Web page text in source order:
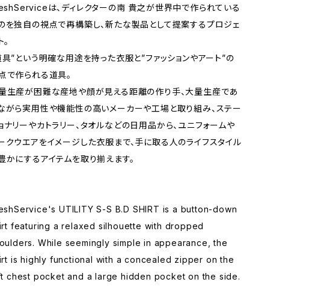
は、ディレクターの南 貴之が世界中で作られている
を独自の視点で再構築し、新たな製品として提案するプロジェ
具”という明確な用途を持った衣服と”ファッションやアート”の
で作られる道具。
生産が困難な産地や顔が見える距離の作り手、大量生産であ
がら実用性や機能性の高いメーカーや工場と取り組み、ステー
ナリーやカトラリー、タオルなどの日用品から、ユニフォームや
クウエアをイメージした衣服まで、手に取る人のライフスタイル
かにするアイテムを取り揃えます。
UTILITY S-S B.D SHIRT is a button-down
featuring a relaxed silhouette with dropped
While seemingly simple in appearance, the
is highly functional with a concealed zipper on the
chest pocket and a large hidden pocket on the side.